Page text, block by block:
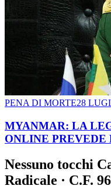
PENA DI MORTE28
MYANMAR: LA
ONLINE
Nessuno tocchi
Radicale · C.F.